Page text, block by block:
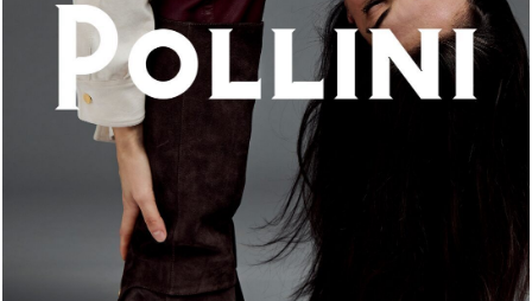
An ode to the house’s vibrant Italian roots, the new...